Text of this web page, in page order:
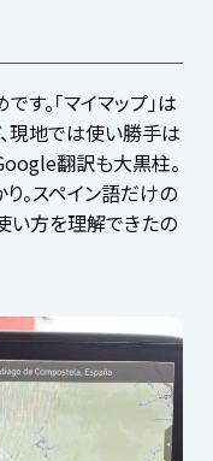
。「マイマップ」は
現地では使い勝手は
翻訳も大黒柱。
。スペイン語だけの
い方を理解できたの